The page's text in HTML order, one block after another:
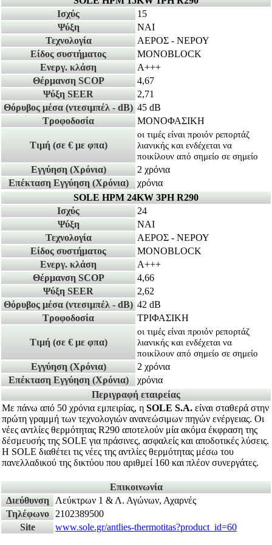
Ισχύς
15
Ψύξη
ΝΑΙ
Τεχνολογία
ΑΕΡΟΣ - ΝΕΡΟΥ
Είδος συστήματος
MONOBLOCK
Ενεργ. κλάση
A+++
Θέρμανση SCOP
4,67
Ψύξη SEER
2,71
Θόρυβος μέσα (ντεσιμπέλ - dB) 45 dB
Τροφοδοσία
ΜΟΝΟΦΑΣΙΚΗ
Τιμή (σε € με φπα)
οι τιμές είναι προιόν ρεπορτάζ
λιανικής και ενδέχεται να
ποικίλουν από σημείο σε σημείο
Εγγύηση (Χρόνια)
2 χρόνια
Επέκταση Εγγύηση (Χρόνια)
χρόνια
SOLE HPM 24KW 3PH R290
Ισχύς
24
Ψύξη
ΝΑΙ
Τεχνολογία
ΑΕΡΟΣ - ΝΕΡΟΥ
Είδος συστήματος
MONOBLOCK
Ενεργ. κλάση
A+++
Θέρμανση SCOP
4,66
Ψύξη SEER
2,62
Θόρυβος μέσα (ντεσιμπέλ - dB) 42 dB
Τροφοδοσία
ΤΡΙΦΑΣΙΚΗ
Τιμή (σε € με φπα)
οι τιμές είναι προιόν ρεπορτάζ
λιανικής και ενδέχεται να
ποικίλουν από σημείο σε σημείο
Εγγύηση (Χρόνια)
2 χρόνια
Επέκταση Εγγύηση (Χρόνια)
χρόνια
Περιγραφή εταιρείας
Με πάνω από 50 χρόνια εμπειρίας, η SOLE S.A. είναι σταθερά στην
πρώτη γραμμή των τεχνολογιών ανανεώσιμων πηγών ενέργειας. Οι
νέες αντλίες θερμότητας R290 αποτελούν μία ακόμα έκφραση της
δέσμευσής της SOLE για πράσινες, ασφαλείς και αποδοτικές λύσεις.
Η SOLE διαθέτει τις νέες της αντλίες θερμότητας μέσω του
πανελλαδικού της δικτύου που αριθμεί 160 και πλέον συνεργάτες.
Επικοινωνία
Διεύθυνση
Λεύκτρων 1 & Λ. Αγώνων, Αχαρνές
Τηλέφωνο
2102389500
Site
www.sole.gr/antlies-thermotitas?product_id=60